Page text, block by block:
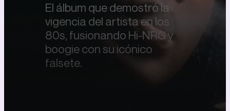
El álbum que demostró la
vigencia del artista en los
80s, fusionando Hi-NRG y
boogie con su icónico
falsete.